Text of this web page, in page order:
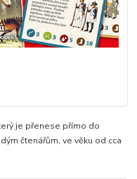
je přenese přímo do
čtenářům, ve věku od cca